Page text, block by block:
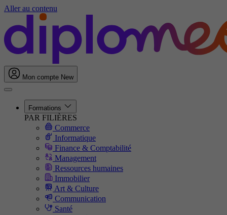
Aller au contenu
Mon compte New
Formations
PAR FILIÈRES
Commerce
Informatique
Finance & Comptabilité
Management
Ressources humaines
Immobilier
Art & Culture
Communication
Santé